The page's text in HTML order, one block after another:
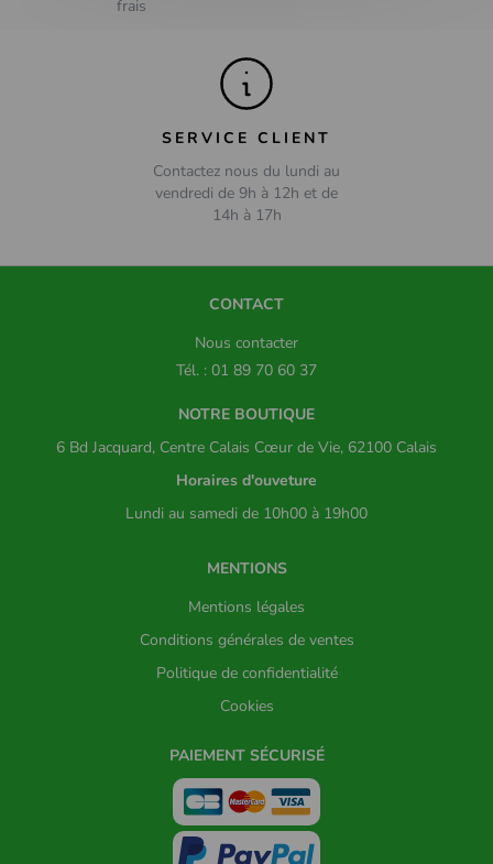
frais
SERVICE CLIENT
Contactez nous du lundi au
vendredi de 9h à 12h et de
14h à 17h
CONTACT
Nous contacter
Tél. : 01 89 70 60 37
NOTRE BOUTIQUE
6 Bd Jacquard, Centre Calais Cœur de Vie, 62100 Calais
Horaires d'ouveture
Lundi au samedi de 10h00 à 19h00
MENTIONS
Mentions légales
Conditions générales de ventes
Politique de confidentialité
Cookies
PAIEMENT SÉCURISÉ